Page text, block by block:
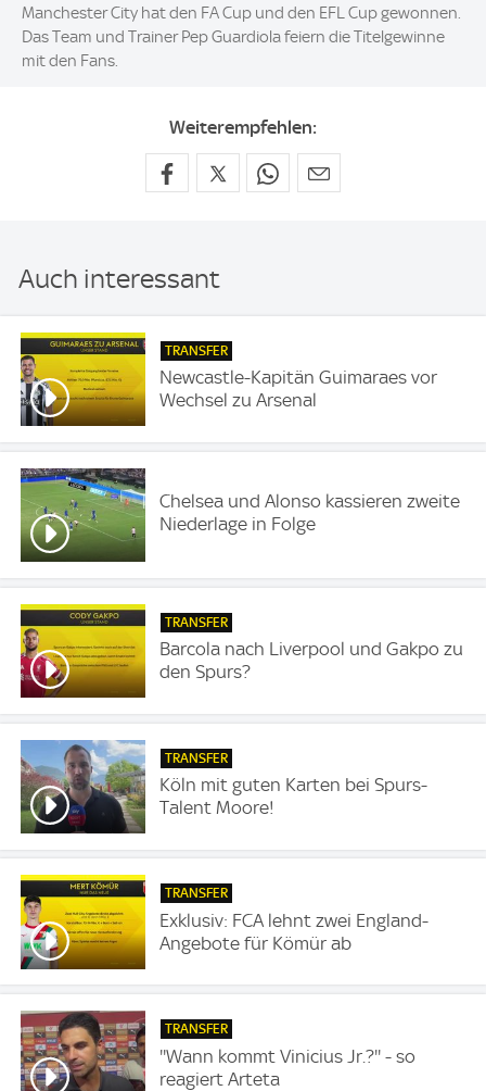
Manchester City hat den FA Cup und den EFL Cup gewonnen.
Das Team und Trainer Pep Guardiola feiern die Titelgewinne
mit den Fans.
Weiterempfehlen:
Auch interessant
TRANSFER
Newcastle-Kapitän Guimaraes vor
Wechsel zu Arsenal
Chelsea und Alonso kassieren zweite
Niederlage in Folge
TRANSFER
Barcola nach Liverpool und Gakpo zu
den Spurs?
TRANSFER
Köln mit guten Karten bei Spurs-
Talent Moore!
TRANSFER
Exklusiv: FCA lehnt zwei England-
Angebote für Kömür ab
TRANSFER
''Wann kommt Vinicius Jr.?'' - so
reagiert Arteta